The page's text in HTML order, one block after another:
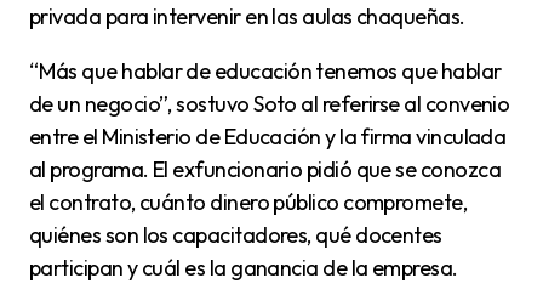
privada para intervenir en las aulas chaqueñas.
“Más que hablar de educación tenemos que hablar
de un negocio”, sostuvo Soto al referirse al convenio
entre el Ministerio de Educación y la firma vinculada
al programa. El exfuncionario pidió que se conozca
el contrato, cuánto dinero público compromete,
quiénes son los capacitadores, qué docentes
participan y cuál es la ganancia de la empresa.